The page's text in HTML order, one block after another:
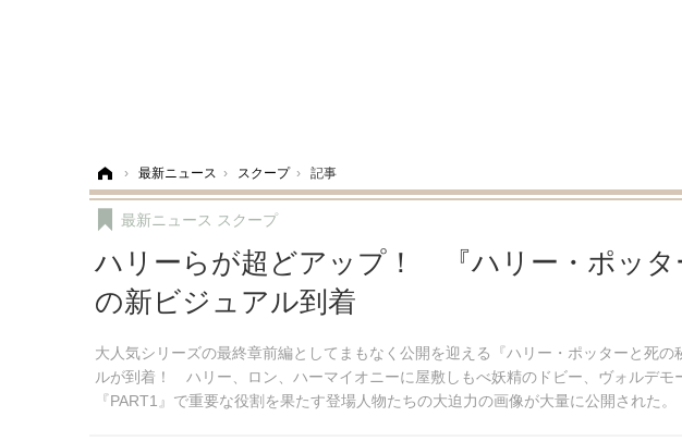
› 最新ニュース › スクープ › 記事
ハリーらが超どアップ！ 『ハリー・ポッタ
の新ビジュアル到着
大人気シリーズの最終章前編としてまもなく公開を迎える『ハリー・ポッターと死
ルが到着！ ハリー、ロン、ハーマイオニーに屋敷しもべ妖精のドビー、ヴォルデモ
『PART1』で重要な役割を果たす登場人物たちの大迫力の画像が大量に公開された。
最新ニュース スクープ